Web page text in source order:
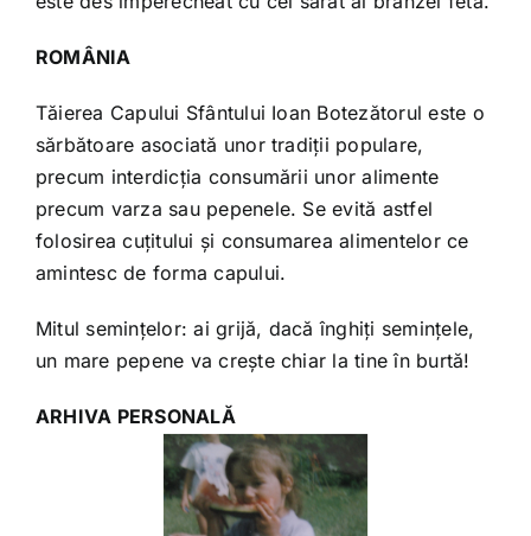
ROMÂNIA
Tăierea Capului Sfântului Ioan Botezătorul este o
sărbătoare asociată unor tradiții populare,
precum interdicția consumării unor alimente
precum varza sau pepenele. Se evită astfel
folosirea cuțitului și consumarea alimentelor ce
amintesc de forma capului.
Mitul semințelor: ai grijă, dacă înghiți semințele,
un mare pepene va crește chiar la tine în burtă!
ARHIVA PERSONALĂ